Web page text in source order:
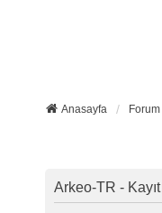
Anasayfa
Arkeo-TR - Kayıt